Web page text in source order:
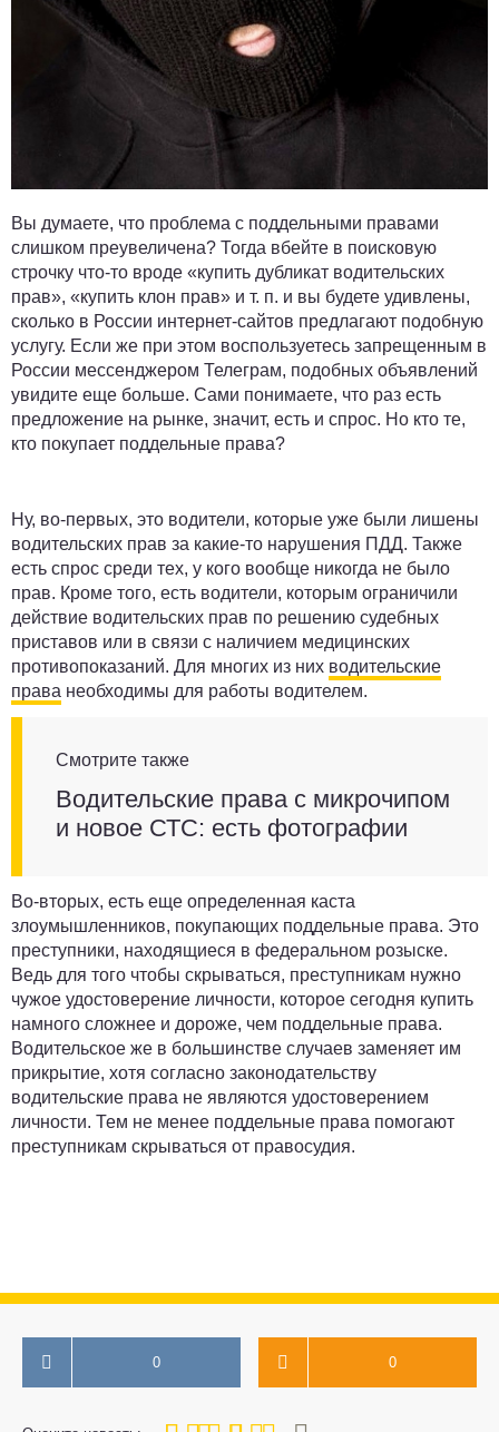
Вы думаете, что проблема с поддельными правами
слишком преувеличена? Тогда вбейте в поисковую
строчку что-то вроде «купить дубликат водительских
прав», «купить клон прав» и т. п. и вы будете удивлены,
сколько в России интернет-сайтов предлагают подобную
услугу. Если же при этом воспользуетесь запрещенным в
России мессенджером Телеграм, подобных объявлений
увидите еще больше. Сами понимаете, что раз есть
предложение на рынке, значит, есть и спрос. Но кто те,
кто покупает поддельные права?
Ну, во-первых, это водители, которые уже были лишены
водительских прав за какие-то нарушения ПДД. Также
есть спрос среди тех, у кого вообще никогда не было
прав. Кроме того, есть водители, которым ограничили
действие водительских прав по решению судебных
приставов или в связи с наличием медицинских
противопоказаний. Для многих из них водительские
права необходимы для работы водителем.
Смотрите также
Водительские права с микрочипом
и новое СТС: есть фотографии
Во-вторых, есть еще определенная каста
злоумышленников, покупающих поддельные права. Это
преступники, находящиеся в федеральном розыске.
Ведь для того чтобы скрываться, преступникам нужно
чужое удостоверение личности, которое сегодня купить
намного сложнее и дороже, чем поддельные права.
Водительское же в большинстве случаев заменяет им
прикрытие, хотя согласно законодательству
водительские права не являются удостоверением
личности. Тем не менее поддельные права помогают
преступникам скрываться от правосудия.
0 0